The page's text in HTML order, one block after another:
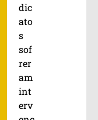
dic
ato
s
sof
rer
am
int
erv